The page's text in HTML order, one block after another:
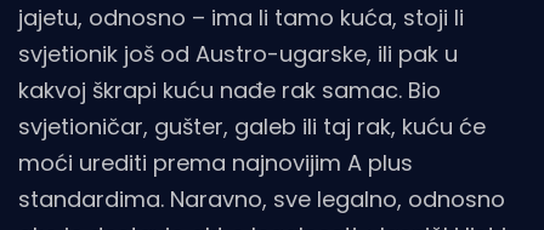
jajetu, odnosno – ima li tamo kuća, stoji li
svjetionik još od Austro-ugarske, ili pak u
kakvoj škrapi kuću nađe rak samac. Bio
svjetioničar, gušter, galeb ili taj rak, kuću će
moći urediti prema najnovijim A plus
standardima. Naravno, sve legalno, odnosno